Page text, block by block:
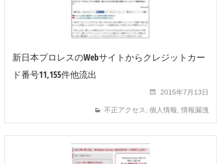
新日本プロレスのWebサイトからクレジットカー
ド番号11,155件他流出
2015年7月13日
不正アクセス ,個人情報 ,情報漏洩